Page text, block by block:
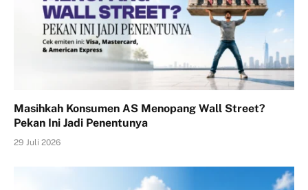
Masihkah Konsumen AS Menopang Wall Street?
Pekan Ini Jadi Penentunya
29 Juli 2026